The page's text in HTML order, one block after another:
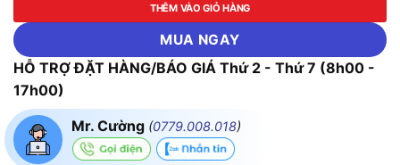
THÊM VÀO GIỎ HÀNG
MUA NGAY
HỖ TRỢ ĐẶT HÀNG/BÁO GIÁ Thứ 2 - Thứ 7 (8h00 -
17h00)
Mr. Cường (0779.008.018)